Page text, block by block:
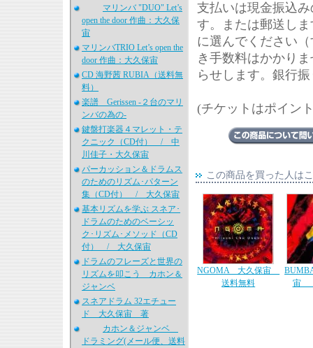
マリンバ "DUO" Let’s
open the door 作曲：大久保
宙
マリンバTRIO Let’s open the
door 作曲：大久保宙
CD 海野茜 RUBIA（送料無
料）
楽譜 Gerissen -２台のマリ
ンバの為の-
鍵盤打楽器４マレット・テ
クニック（CD付） / 中
川佳子・大久保宙
パーカッション＆ドラムス
のためのリズム･パターン
集（CD付） / 大久保宙
基本リズムを学ぶ スネア･
ドラムのためのベーシッ
ク･リズム･メソッド（CD
付） / 大久保宙
ドラムのフレーズと世界の
リズムを叩こう カホン＆
ジャンベ
スネアドラム 32エチュー
ド 大久保宙 著
カホン＆ジャンベ
ドラミング(メール便、送料
支払いは現金振込
す。または郵送し
に選んでください
き手数料はかかり
らせします。銀行
(チケットはポイン
この商品を買った人は
NGOMA 大久保宙
送料無料
宙